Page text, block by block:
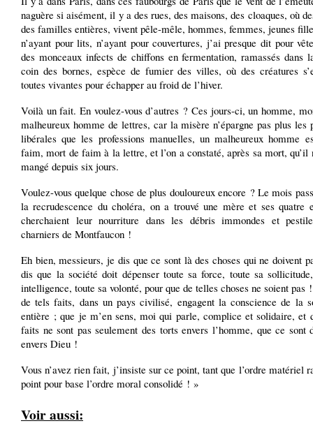
naguère si aisément, il y a des rues, des maisons, des cloaques, où
des familles entières, vivent pêle-mêle, hommes, femmes, jeunes
n’ayant pour lits, n’ayant pour couvertures, j’ai presque dit pour
des monceaux infects de chiffons en fermentation, ramassés dans
coin des bornes, espèce de fumier des villes, où des créatures
toutes vivantes pour échapper au froid de l’hiver.
Voilà un fait. En voulez-vous d’autres ? Ces jours-ci, un homme,
malheureux homme de lettres, car la misère n’épargne pas plus les
libérales que les professions manuelles, un malheureux homme
faim, mort de faim à la lettre, et l’on a constaté, après sa mort, qu’il
mangé depuis six jours.
Voulez-vous quelque chose de plus douloureux encore ? Le mois
la recrudescence du choléra, on a trouvé une mère et ses quatre
cherchaient leur nourriture dans les débris immondes et
charniers de Montfaucon !
Eh bien, messieurs, je dis que ce sont là des choses qui ne doivent
dis que la société doit dépenser toute sa force, toute sa
intelligence, toute sa volonté, pour que de telles choses ne soient pas
de tels faits, dans un pays civilisé, engagent la conscience de la
entière ; que je m’en sens, moi qui parle, complice et solidaire, et
faits ne sont pas seulement des torts envers l’homme, que ce sont
envers Dieu !
Vous n’avez rien fait, j’insiste sur ce point, tant que l’ordre matériel
point pour base l’ordre moral consolidé ! »
Voir aussi: